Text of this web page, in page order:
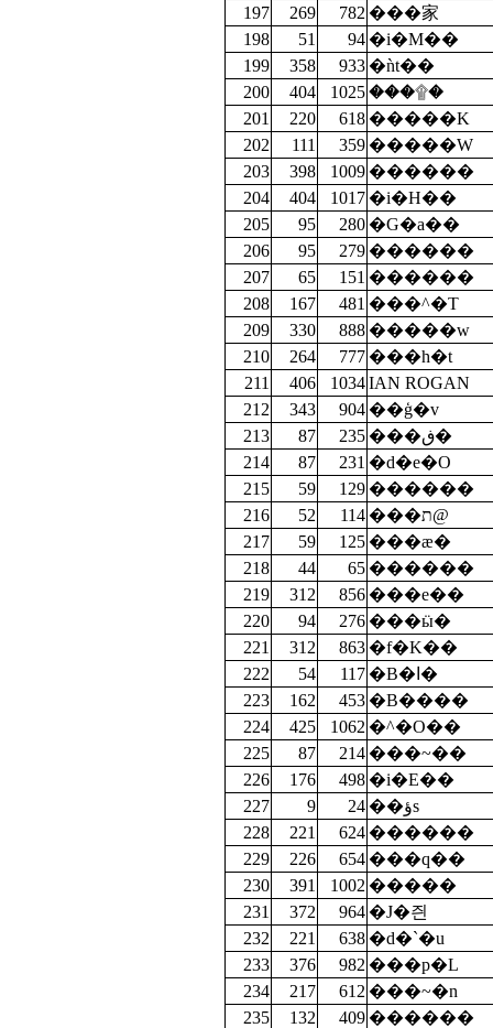
197
269 782 ���家
198
51 94 �i�M��
199
358 933 �ǹt��
200
404 1025 ���۩�
201
220 618 �����K
202
111 359 �����W
203
398 1009 ������
204
404 1017 �i�H��
205
95 280 �G�a��
206
95 279 ������
207
65 151 ������
208
167 481 ���^�T
209
330 888 �����w
210
264 777 ���h�t
211
406 1034 IAN ROGAN
212
343 904 ��ģ�v
213
87 235
���ڧ�
214
87 231 �d�e�O
215
59 129 ������
216
52 114
���ת@
217
59 125 ���æ�
218
44 65 ������
219
312 856 ���e��
220
94 276 ���ӹ�
221
312 863 �f�K��
222
54 117
�B�ا�
223
162 453 �B����
224
425 1062 �^�O��
225
87 214 ���~��
226
176 498 �i�E��
227
9 24
��ؤs
228
221 624 ������
229
226 654 ���q��
230
391 1002 �����
231
372 964 �J�즨
232
221 638 �d�`�u
233
376 982 ���p�L
234
217 612 ���~�n
235
132 409 ������